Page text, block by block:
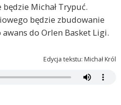
Michał Trypuć.
będzie zbudowanie
do Orlen Basket Ligi.
Edycja tekstu: Michał Król